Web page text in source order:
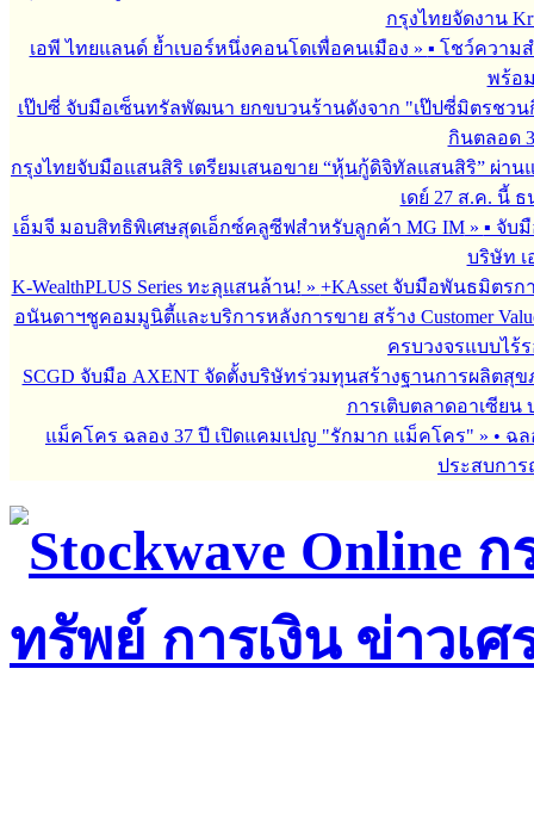
กรุงไทยจัดงาน
เอพี ไทยแลนด์ ย้ำเบอร์หนึ่งคอนโดเพื่อคนเมือง » ▪︎ โชว์ความ
พร้อ
เป๊ปซี่ จับมือเซ็นทรัลพัฒนา ยกขบวนร้านดังจาก "เป๊ปซี่มิตรชว
กินตลอด
กรุงไทยจับมือแสนสิริ เตรียมเสนอขาย “หุ้นกู้ดิจิทัลแสนสิริ” ผ่าน
เดย์ 27 ส.ค. นี้
เอ็มจี มอบสิทธิพิเศษสุดเอ็กซ์คลูซีฟสำหรับลูกค้า MG IM» ▪︎ จับ
บริษัท เ
K-WealthPLUS Series ทะลุแสนล้าน! » +KAsset จับมือพันธมิตรการ
อนันดาฯชูคอมมูนิตี้และบริการหลังการขาย สร้าง Customer
ครบวงจรแบบไร้
SCGD จับมือ AXENT จัดตั้งบริษัทร่วมทุนสร้างฐานการผลิต
การเติบตลาดอาเซียน
แม็คโคร ฉลอง 37 ปี เปิดแคมเปญ "รักมาก แม็คโคร" » • ฉ
ประสบกา